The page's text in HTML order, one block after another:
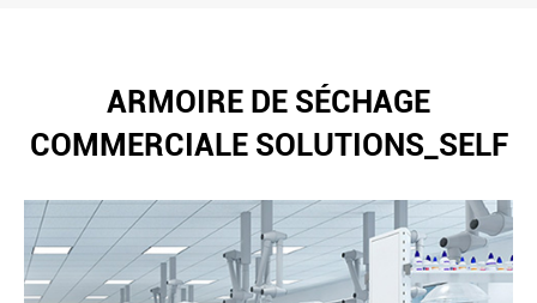
ARMOIRE DE SÉCHAGE
COMMERCIALE SOLUTIONS_SELF